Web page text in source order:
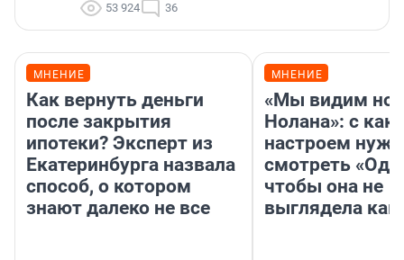
53 924 36
МНЕНИЕ
Как вернуть деньги
после закрытия
ипотеки? Эксперт из
Екатеринбурга назвала
способ, о котором
знают далеко не все
МНЕНИЕ
«Мы видим
Нолана»: с
настроем
смотреть
чтобы она не
выглядела как